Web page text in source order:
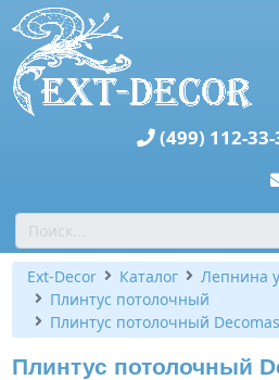
(499) 112-33-
Ext-Decor Каталог
Лепнина
Плинтус потолочный
Плинтус потолочный
Плинтус потолочный